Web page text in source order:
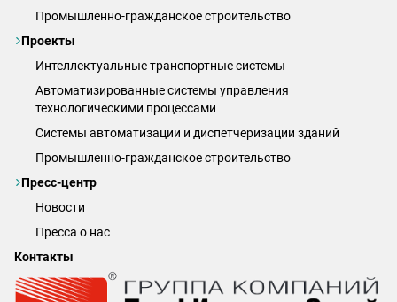
Промышленно-гражданское строительство
Проекты
Интеллектуальные транспортные системы
Автоматизированные системы управления
технологическими процессами
Системы автоматизации и диспетчеризации зданий
Промышленно-гражданское строительство
Пресс-центр
Новости
Пресса о нас
Контакты